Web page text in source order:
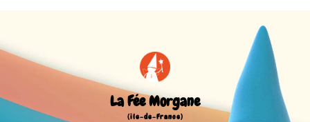
La Fée Morgane
(île-de-France)